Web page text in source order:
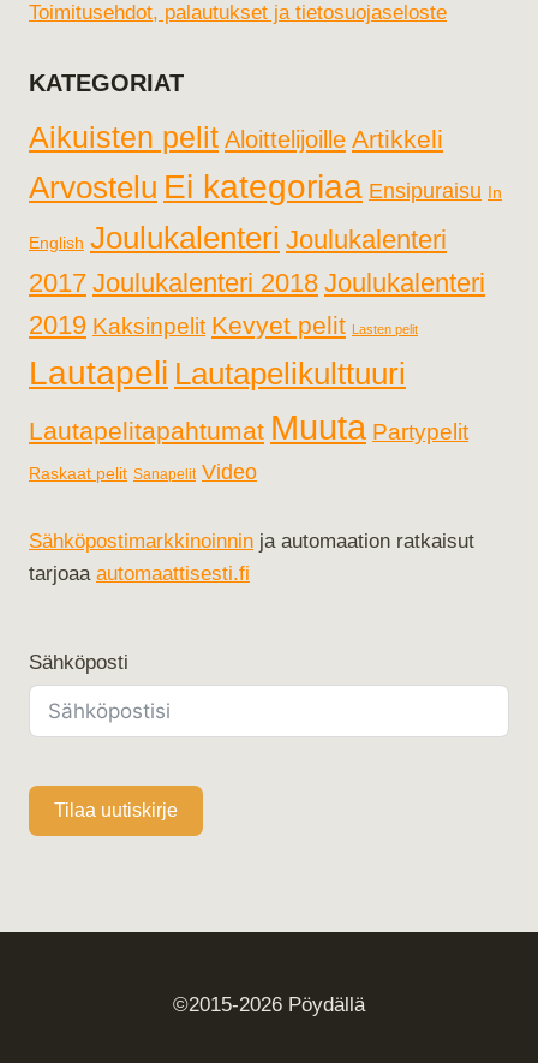
Toimitusehdot, palautukset ja tietosuojaseloste
KATEGORIAT
Aikuisten pelit Aloittelijoille Artikkeli
Arvostelu Ei kategoriaa Ensipuraisu In
English Joulukalenteri Joulukalenteri
2017 Joulukalenteri 2018 Joulukalenteri
2019 Kaksinpelit Kevyet pelit Lasten pelit
Lautapeli Lautapelikulttuuri
Lautapelitapahtumat Muuta Partypelit
Raskaat pelit Sanapelit Video
Sähköpostimarkkinoinnin ja automaation ratkaisut
tarjoaa automaattisesti.fi
Sähköposti
Tilaa uutiskirje
©2015-2026 Pöydällä